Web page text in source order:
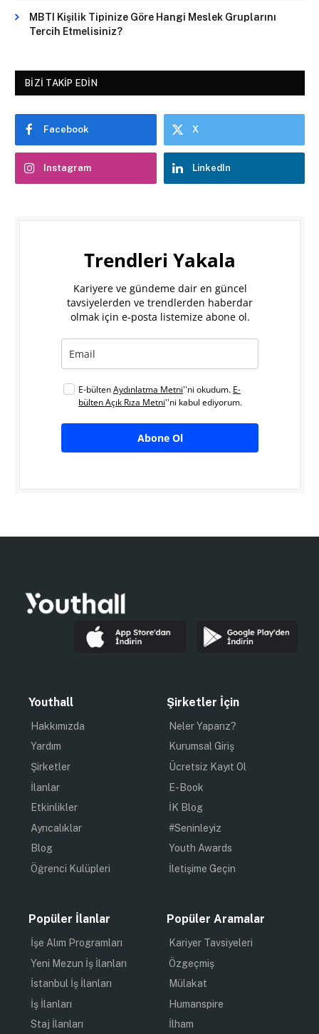
MBTI Kişilik Tipinize Göre Hangi Meslek Gruplarını
Tercih Etmelisiniz?
BIZI TAKIP EDIN
Facebook X
Instagram LinkedIn
Trendleri Yakala
Kariyere ve gündeme dair en güncel
tavsiyelerden ve trendlerden haberdar
olmak için e-posta listemize abone ol.
E-bültenAydınlatma Metni''ni okudum. E-
bülten Açık Rıza Metni''ni kabul ediyorum.
Abone Ol
Youthall
Hakkımızda
Yardım
Şirketler
İlanlar
Etkinlikler
Ayrıcalıklar
Blog
Öğrenci Kulüpleri
Şirketler İçin
Neler Yaparız?
Kurumsal Giriş
Ücretsiz Kayıt Ol
E-Book
İK Blog
#Seninleyiz
Youth Awards
İletişime Geçin
Popüler İlanlar
İşe Alım Programları
Yeni Mezun İş İlanları
İstanbul İş İlanları
İş İlanları
Staj İlanları
Popüler Aramalar
Kariyer Tavsiyeleri
Özgeçmiş
Mülakat
Humanspire
İlham